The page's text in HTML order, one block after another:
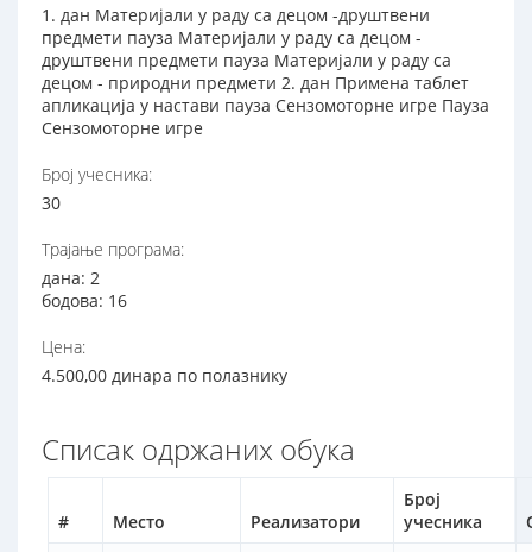
1. дан Материјали у раду са децом -друштвени
предмети пауза Материјали у раду са децом -
друштвени предмети пауза Материјали у раду са
децом - природни предмети 2. дан Примена таблет
апликација у настави пауза Сензомоторне игре Пауза
Сензомоторне игре
Број учесника:
30
Трајање програма:
дана: 2
бодова: 16
Цена:
4.500,00 динара по полазнику
Списак одржаних обука
# Место Реализатори
Број
учесника